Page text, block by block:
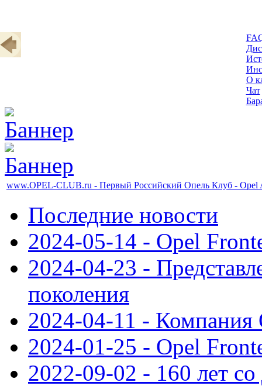
О
Чат
www.OPEL-CLUB.ru - Первый Российский Опель Клуб - Opel
Последние новости
2024-05-14 - Opel
2024-04-23 -
поколения
2024-04-11 - Компания
2024-01-25 - Opel
2022-09-02 - 160 лет